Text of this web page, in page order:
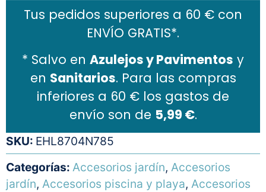
Tus pedidos superiores a 60 € con
ENVÍO GRATIS*.
* Salvo en Azulejos y Pavimentos y
en Sanitarios. Para las compras
inferiores a 60 € los gastos de
envío son de 5,99 €.
SKU: EHL8704N785
Categorías: Accesorios jardín, Accesorios
jardín, Accesorios piscina y playa, Accesorios